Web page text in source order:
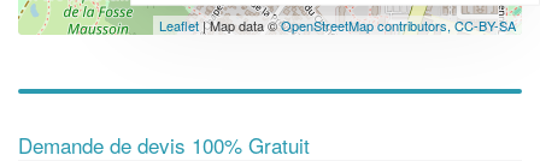
Leaflet| Map data ©OpenStreetMap contributors, CC-BY-SA
Demande de devis 100% Gratuit